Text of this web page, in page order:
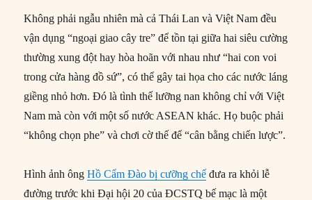
Không phải ngẫu nhiên mà cả Thái Lan và Việt Nam đều
vận dụng “ngoại giao cây tre” để tồn tại giữa hai siêu cường
thường xung đột hay hòa hoãn với nhau như “hai con voi
trong cửa hàng đồ sứ”, có thể gây tai họa cho các nước láng
giềng nhỏ hơn. Đó là tình thế lưỡng nan không chỉ với Việt
Nam mà còn với một số nước ASEAN khác. Họ buộc phải
“không chọn phe” và chơi cờ thế để “cân bằng chiến lược”.
Hình ảnh ôngHồ Cẩm Đào bị cưỡng chế đưa ra khỏi lễ
đường trước khi Đại hội 20 của ĐCSTQ bế mạc là một